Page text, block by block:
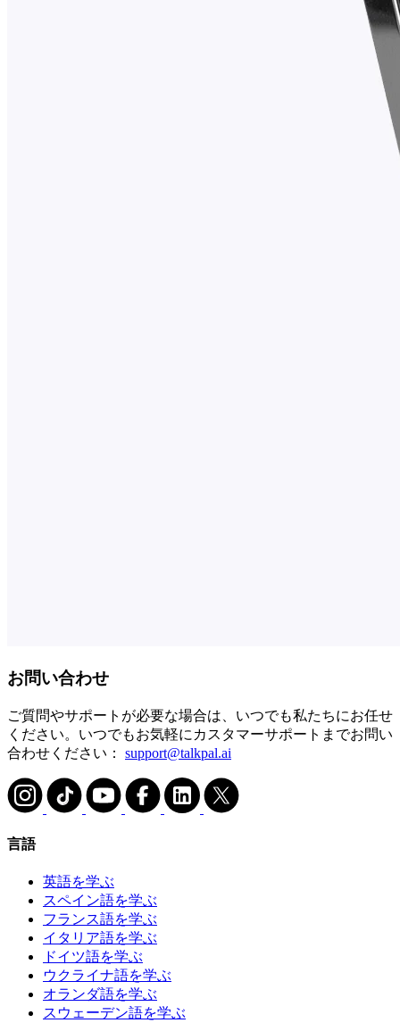
お問い合わせ
ご質問やサポートが必要な場合は、いつでも私たちにお任せ
ください。いつでもお気軽にカスタマーサポートまでお問い
合わせください： support@talkpal.ai
言語
英語を学ぶ
スペイン語を学ぶ
フランス語を学ぶ
イタリア語を学ぶ
ドイツ語を学ぶ
ウクライナ語を学ぶ
オランダ語を学ぶ
スウェーデン語を学ぶ